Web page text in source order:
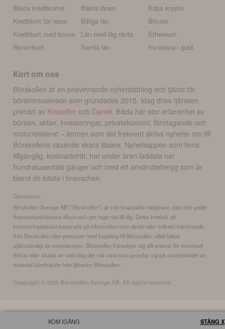
Bästa kreditkortet
Kreditkort för resor
Kreditkort med bonus
Bensinkort
Bästa lånen
Billiga lån
Lån med låg ränta
Samla lån
Köpa krypto
Bitcoin
Ethereum
Investera i guld
Kort om oss
Börskollen är en prisvinnande nyhetstidning och tjänst för
börsintresserade som grundades 2015. Idag drivs tjänsten
primärt av Kristoffer och Daniel . Båda har stor erfarenhet av
börsen, aktier, investeringar, privatekonomi, företagande och
motorrelaterat – ämnen som det frekvent skrivs nyheter om till
Börskollens växande skara läsare. Nyhetsappen som finns
tillgänglig, kostnadsfritt, har under åren laddats ner
hundratusentals gånger och med ett användarbetyg som är
bland de bästa i branschen.
Disclaimer
Börskollen Sverige AB ("Börskollen") är inte finansiella rådgivare, står inte under
finansinspektionens tillsyn och ger inga råd till dig. Detta innebär att
investeringsbeslut baserade på information som direkt eller indirekt härrörande
från Börskollen eller personer med koppling till Börskollen, alltid fattas
självständigt av investeraren. Börskollen frånsäger sig allt ansvar för eventuell
förlust eller skada av vad slag det må vara som grundar sig på användandet av
material härrörande från tjänsten Börskollen.
Copyright © 2026 Börskollen Sverige AB. All rights reserved.
KOM IGÅNG STÄNG X